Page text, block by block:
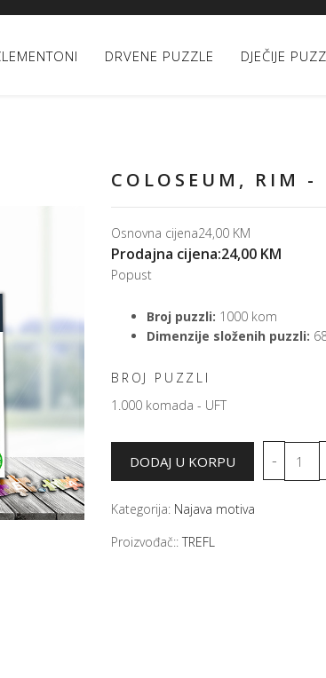
DRVENE PUZZLE DJEČIJE
COLOSEUM, RIM -
Osnovna cijena24,00 KM
Prodajna cijena:24,00 KM
Popust
Broj puzzli: 1000 kom
Dimenzije složenih puzzli:
BROJ PUZZLI
1.000 komada - UFT
Kategorija: Najava motiva
Proizvođač:: TREFL